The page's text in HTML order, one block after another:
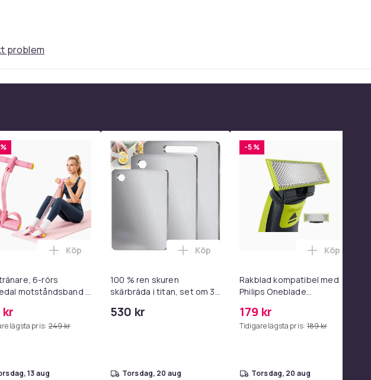
problem
C 2m i varukorgen
USB-C till USB-C kabel i varukorgen
Snabbladdare - Adapter & Kabel 20W USB-C 2m i varukorgen
6-rörs
motståndsband –
Fitness Pink
kr
lägsta pris: 249 kr
Lägg till Magtränare, 6-rörs fotpedal motståndsband – Mag- och
Köp
13 aug
100 % ren skuren
skärbräda i titan, set om 3,
livsmedelsgodkända
530 kr
Lägg till 100 % ren skuren skärbräda i
Köp
torsdag, 20 aug
-5 %
Rakblad kompatibel med
Philips Oneblade
pack.
179 kr
Tidigare lägsta pris: 189 kr
Lägg till
Köp
torsdag, 20 aug